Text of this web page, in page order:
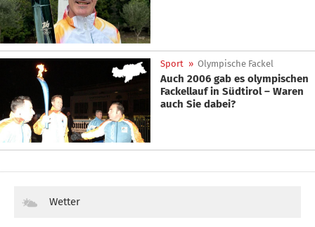
Sport » Olympische Fackel
Auch 2006 gab es olympischen
Fackellauf in Südtirol – Waren
auch Sie dabei?
Wetter